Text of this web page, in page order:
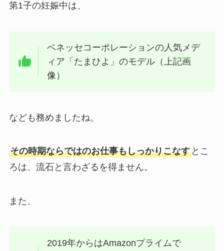
第1子の妊娠中は、
ベネッセコーポレーションの人気メデ
ィア「たまひよ」のモデル（上記画
像）
なども務めましたね。
その時期ならではのお仕事もしっかりこなすとこ
ろは、流石と言わざるを得ません。
また、
2019年からはAmazonプライムで